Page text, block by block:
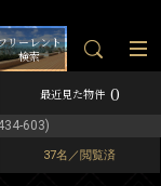
リーレント
検索
最近見た物件 0
603)
37名／閲覧済